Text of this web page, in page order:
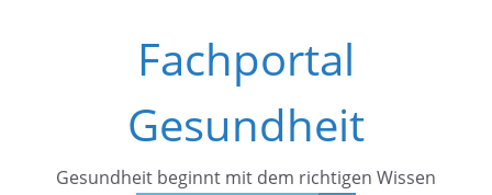
Fachportal
Gesundheit
Gesundheit beginnt mit dem richtigen Wissen